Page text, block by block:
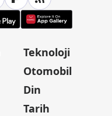
Teknoloji
Otomobil
Din
Tarih